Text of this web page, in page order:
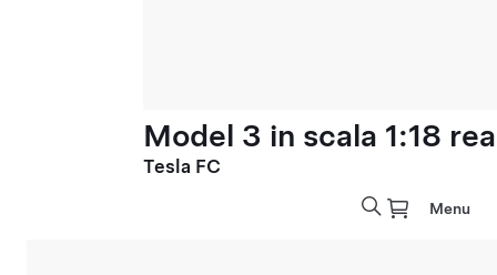
Model 3 in scala 1:18
Tesla FC
Menu